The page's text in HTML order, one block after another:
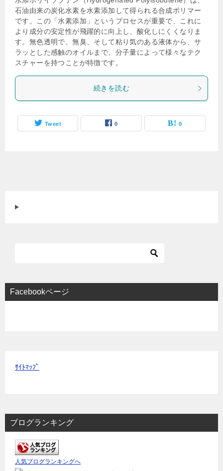
石油由来の炭化水素を水素添加して得られる合成ポリマー
です。この「水素添加」というプロセスが重要で、これに
より成分の安定性が飛躍的に向上し、酸化しにくくなりま
す。無色透明で、無臭、そして粘り気のある液体から、サ
ラッとした感触のオイルまで、分子量によって様々なテク
スチャーを持つことが特徴です。
続きを読む
Tweet 0 0
Facebookページ
ｻｲﾄﾏｯﾌﾟ
ブログランキング
人気ブログランキングへ